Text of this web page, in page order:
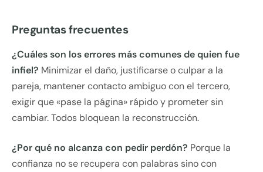
Preguntas frecuentes
¿Cuáles son los errores más comunes de quien fue
infiel? Minimizar el daño, justificarse o culpar a la
pareja, mantener contacto ambiguo con el tercero,
exigir que «pase la página» rápido y prometer sin
cambiar. Todos bloquean la reconstrucción.
¿Por qué no alcanza con pedir perdón? Porque la
confianza no se recupera con palabras sino con